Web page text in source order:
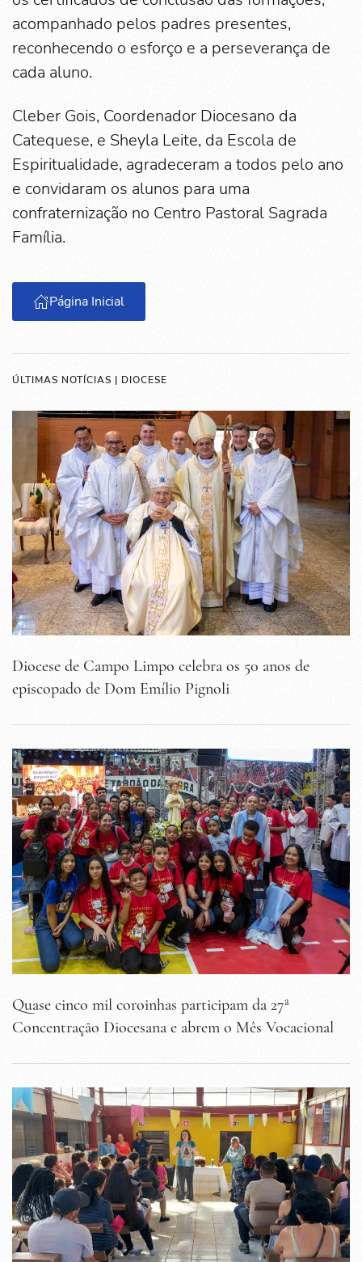
acompanhado pelos padres presentes,
reconhecendo o esforço e a perseverança de
cada aluno.
Cleber Gois, Coordenador Diocesano da
Catequese, e Sheyla Leite, da Escola de
Espiritualidade, agradeceram a todos pelo ano
e convidaram os alunos para uma
confraternização no Centro Pastoral Sagrada
Família.
Página Inicial
ÚLTIMAS NOTÍCIAS | DIOCESE
Diocese de Campo Limpo celebra os 50 anos de
episcopado de Dom Emílio Pignoli
Quase cinco mil coroinhas participam da 27ª
Concentração Diocesana e abrem o Mês Vocacional